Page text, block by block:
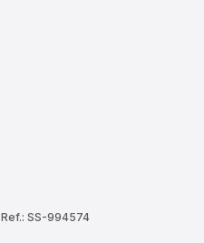
Ref.: SS-994574